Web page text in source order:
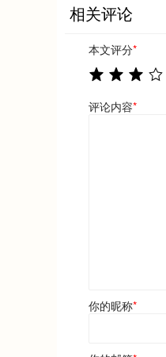
相关评论
本文评分*
评论内容*
你的昵称*